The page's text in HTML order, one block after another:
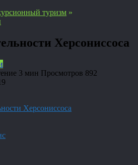
туризм »
Херсониссоса
3 мин Просмотров 892
Херсониссоса